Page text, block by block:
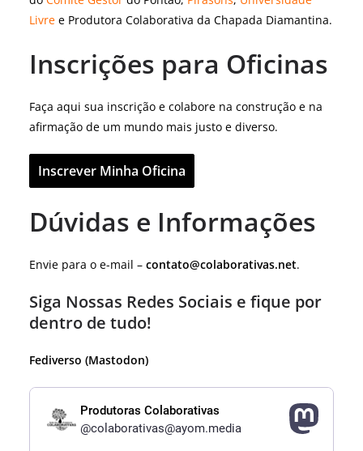
Livre e Produtora Colaborativa da Chapada Diamantina.
Inscrições para Oficinas
Faça aqui sua inscrição e colabore na construção e na
afirmação de um mundo mais justo e diverso.
Inscrever Minha Oficina
Dúvidas e Informações
Envie para o e-mail – contato@colaborativas.net.
Siga Nossas Redes Sociais e fique por
dentro de tudo!
Fediverso (Mastodon)